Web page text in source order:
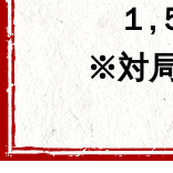
１,
対